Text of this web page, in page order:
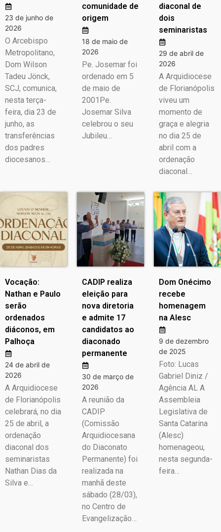
23 de junho de
2026
O Arcebispo
Metropolitano,
Dom Wilson
Tadeu Jönck,
SCJ, comunica,
nesta terça-
feira, dia 23 de
junho, as
transferências
dos padres
diocesanos…
comunidade de
origem
18 de maio de
2026
Pe. Josemar foi
ordenado em 5
de maio de
2001Pe.
Josemar Silva
celebrou o seu
Jubileu…
diaconal de
dois
seminaristas
29 de abril de
2026
A Arquidiocese
de Florianópolis
viveu um
momento de
graça e alegria
no dia 25 de
abril com a
ordenação
diaconal…
Vocação:
Nathan e Paulo
serão
ordenados
diáconos, em
Palhoça
24 de abril de
2026
A Arquidiocese
de Florianópolis
celebrará, no dia
25 de abril, a
ordenação
diaconal dos
seminaristas
Nathan Dias da
Silva e…
CADIP realiza
eleição para
nova diretoria
e admite 17
candidatos ao
diaconado
permanente
30 de março de
2026
A reunião da
CADIP
(Comissão
Arquidiocesana
do Diaconato
Permanente) foi
realizada na
manhã deste
sábado (28/03),
no Centro de
Evangelização…
Dom Onécimo
recebe
homenagem
na Alesc
9 de dezembro
de 2025
Foto: Lucas
Gabriel Diniz /
Agência AL A
Assembleia
Legislativa de
Santa Catarina
(Alesc)
homenageou,
nesta segunda-
feira…